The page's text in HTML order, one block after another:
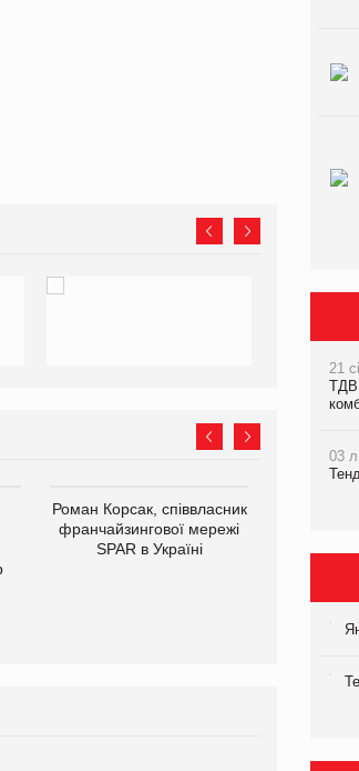
Роман Корсак, співвласник
франчайзингової мережі
SPAR в Україні
21
ТДВ
03